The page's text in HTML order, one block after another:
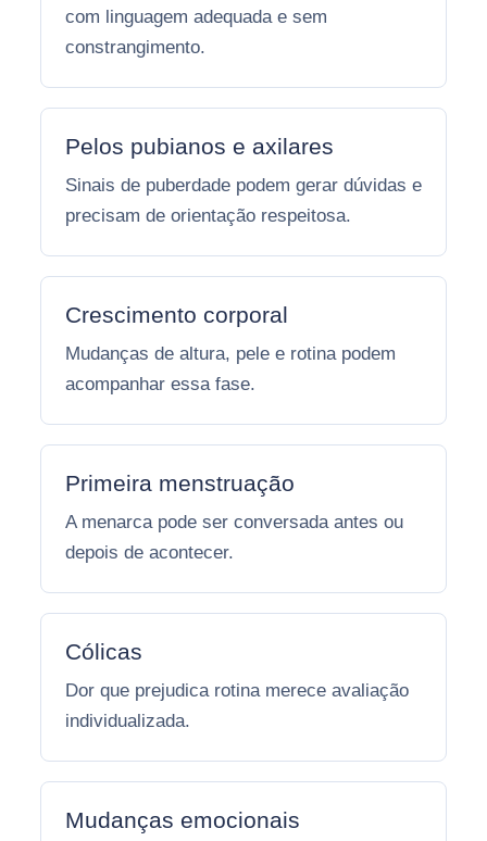
com linguagem adequada e sem
constrangimento.
Pelos pubianos e axilares
Sinais de puberdade podem gerar dúvidas e
precisam de orientação respeitosa.
Crescimento corporal
Mudanças de altura, pele e rotina podem
acompanhar essa fase.
Primeira menstruação
A menarca pode ser conversada antes ou
depois de acontecer.
Cólicas
Dor que prejudica rotina merece avaliação
individualizada.
Mudanças emocionais